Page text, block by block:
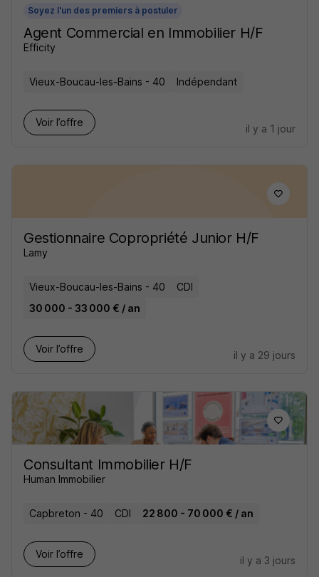
Soyez l'un des premiers à postuler
Agent Commercial en Immobilier H/F
Efficity
Vieux-Boucau-les-Bains - 40 Indépendant
Voir l’offre
il y a 1 jour
Gestionnaire Copropriété Junior H/F
Lamy
Vieux-Boucau-les-Bains - 40
CDI
30 000 - 33 000 € / an
Voir l’offre
il y a 29 jours
Consultant Immobilier H/F
Human Immobilier
Capbreton - 40 CDI 22 800 - 70 000 € / an
Voir l’offre
il y a 3 jours